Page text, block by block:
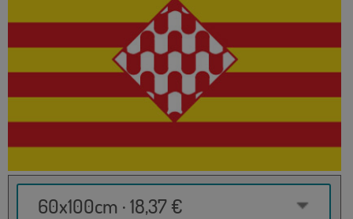
60x100cm · 18,37 €